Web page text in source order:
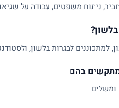
ניתוח משפטים, עבודה על
למתכוננים לבגרות בלשון,
בהם
ומשלים